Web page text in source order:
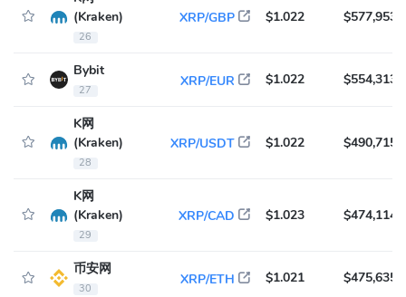
(Kraken)
26
XRP/GBP $1.022 $577,953
Bybit
27
XRP/EUR $1.022 $554,313
K网
(Kraken)
28
XRP/USDT $1.022 $490,715
K网
(Kraken)
29
XRP/CAD $1.023 $474,114
币安网
30
XRP/ETH $1.021 $475,635